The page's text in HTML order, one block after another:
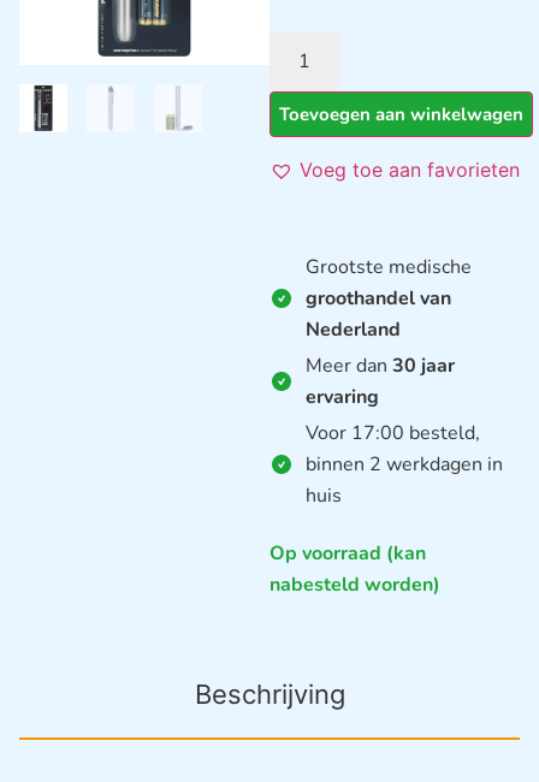
Toevoegen aan winkelwagen
Voeg toe aan favorieten
Grootste medische
groothandel van
Nederland
Meer dan 30 jaar
ervaring
Voor 17:00 besteld,
binnen 2 werkdagen in
huis
Op voorraad (kan
nabesteld worden)
Beschrijving